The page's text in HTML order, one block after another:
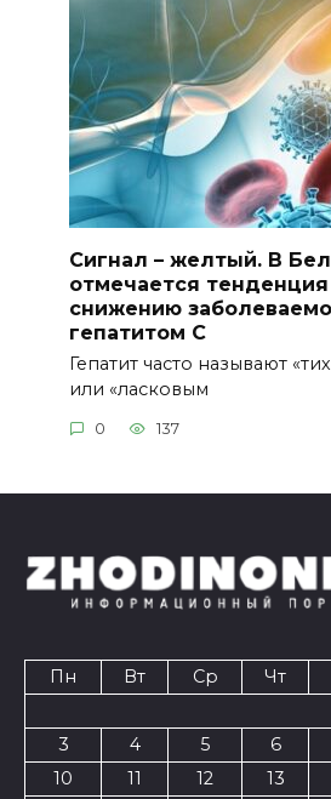
Сигнал – желтый. В
отмечается тенденция
снижению
гепатитом С
Гепатит часто называют
или «ласковым
0 137
Пн Вт Ср Чт
3
4 5 6
10
11 12 13